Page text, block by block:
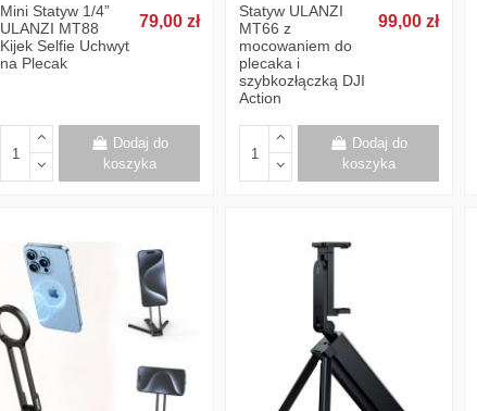
Mini Statyw 1/4”
ULANZI MT88
Kijek Selfie Uchwyt
na Plecak
79,00 zł
Dodaj do
koszyka
Statyw ULANZI
MT66 z
mocowaniem do
plecaka i
szybkozłączką DJI
Action
99,00 zł
Dodaj do
koszyka